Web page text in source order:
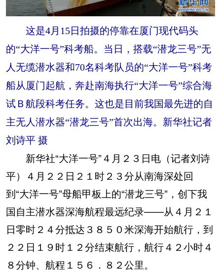
这是4月15日拍摄的停靠在厦门现代码头
的“大洋一号”科考船。当日，搭载“潜龙三号”无
人无缆潜水器和70名科考队员的“大洋一号”科考
船从厦门起航，奔赴南海执行“大洋一号”综合海
试Ｂ航段科考任务。这也是目前我国最先进的自
主无人潜水器“潜龙三号”首次出海。新华社记者
刘诗平 摄
新华社“大洋一号”４月２３日电（记者刘诗
平）４月２２日２１时２３分从南海深处回
到“大洋一号”母船甲板上的“潜龙三号”，创下我
国自主潜水器深海航程最远纪录——从４月２１
日零时２４分抵达３８５０米深海开始航行，到
２２日１９时１２分结束航行，航行４２小时４
８分钟、航程１５６．８２公里。